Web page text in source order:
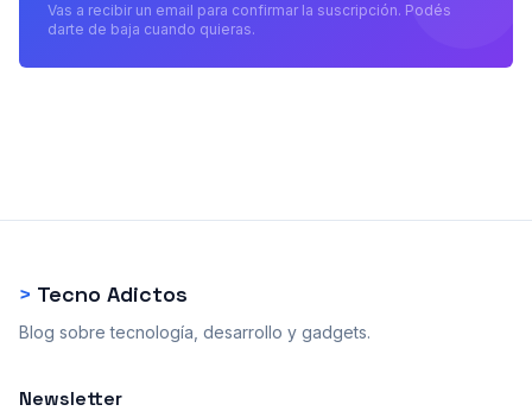
Vas a recibir un email para confirmar la suscripción. Podés
darte de baja cuando quieras.
> Tecno Adictos
Blog sobre tecnología, desarrollo y gadgets.
Newsletter